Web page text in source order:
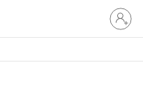
Iniciar
sesión
en
cuenta